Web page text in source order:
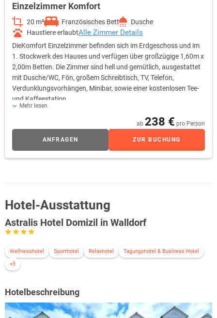
Einzelzimmer Komfort
20 m² Französisches Bett
Dusche
Haustiere erlaubtAlle Zimmer Details
DieKomfort Einzelzimmer befinden sich im Erdgeschoss und im
1. Stockwerk des Hauses und verfügen über großzügige 1,60m x
2,00m Betten. Die Zimmer sind hell und gemütlich, ausgestattet
mit Dusche/WC, Fön, großem Schreibtisch, TV, Telefon,
Verdunklungsvorhängen, Minibar, sowie einer kostenlosen Tee-
und Kaffeestation.
Mehr lesen
ab 238 € pro Person
ANFRAGEN ZUR BUCHUNG
Hotel-Ausstattung
Astralis Hotel Domizil in Walldorf
Wellnesshotel Sporthotel Relaxhotel
Tagungshotel & Business Hotel
+3
Hotelbeschreibung